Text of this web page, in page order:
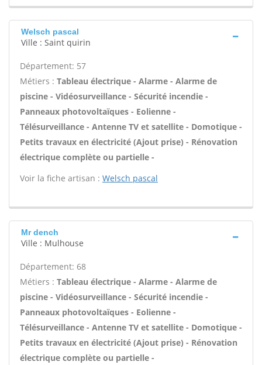
Welsch pascal
Ville : Saint quirin
Département: 57
Métiers : Tableau électrique - Alarme - Alarme de
piscine - Vidéosurveillance - Sécurité incendie -
Panneaux photovoltaïques - Eolienne -
Télésurveillance - Antenne TV et satellite - Domotique -
Petits travaux en électricité (Ajout prise) - Rénovation
électrique complète ou partielle -
Voir la fiche artisan : Welsch pascal
Mr dench
Ville : Mulhouse
Département: 68
Métiers : Tableau électrique - Alarme - Alarme de
piscine - Vidéosurveillance - Sécurité incendie -
Panneaux photovoltaïques - Eolienne -
Télésurveillance - Antenne TV et satellite - Domotique -
Petits travaux en électricité (Ajout prise) - Rénovation
électrique complète ou partielle -